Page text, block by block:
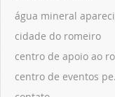
água mineral
cidade do romeiro
centro de apoio ao
centro de eventos